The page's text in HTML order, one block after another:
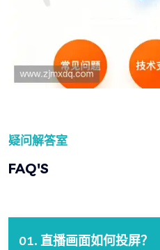
疑问解答室
FAQ'S
01. 直播画面如何投屏？